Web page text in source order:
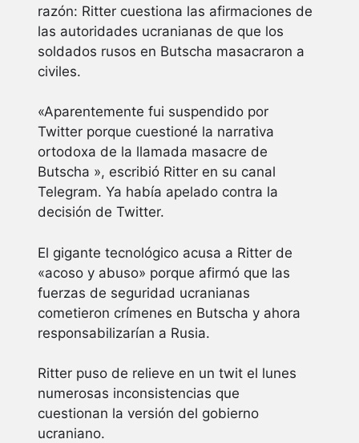
razón: Ritter cuestiona las afirmaciones de
las autoridades ucranianas de que los
soldados rusos en Butscha masacraron a
civiles.
«Aparentemente fui suspendido por
Twitter porque cuestioné la narrativa
ortodoxa de la llamada masacre de
Butscha », escribió Ritter en su canal
Telegram. Ya había apelado contra la
decisión de Twitter.
El gigante tecnológico acusa a Ritter de
«acoso y abuso» porque afirmó que las
fuerzas de seguridad ucranianas
cometieron crímenes en Butscha y ahora
responsabilizarían a Rusia.
Ritter puso de relieve en un twit el lunes
numerosas inconsistencias que
cuestionan la versión del gobierno
ucraniano.